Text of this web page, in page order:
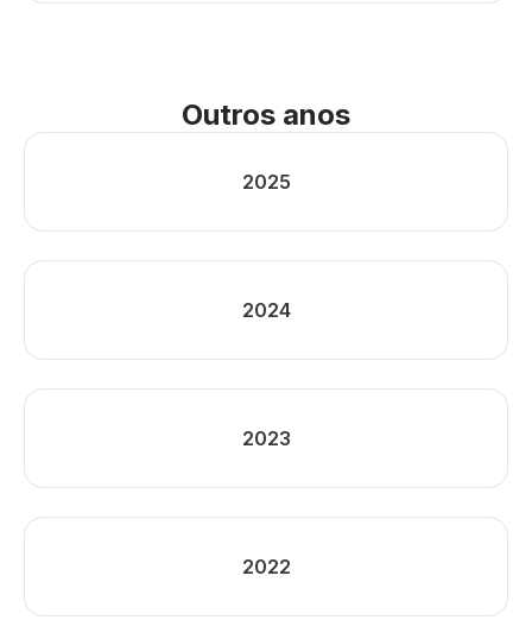
Outros anos
2025
2024
2023
2022